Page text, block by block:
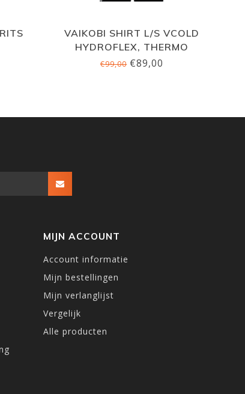
VAIKOBI SHIRT L/S VCOLD
HYDROFLEX, THERMO
€99,00€89,00
MIJN ACCOUNT
Account informatie
Mijn bestellingen
Mijn verlanglijst
Vergelijk
Alle producten